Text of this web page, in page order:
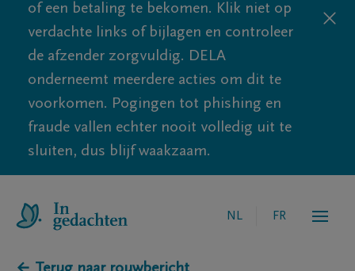
of een betaling te bekomen. Klik niet op
verdachte links of bijlagen en controleer
de afzender zorgvuldig. DELA
onderneemt meerdere acties om dit te
voorkomen. Pogingen tot phishing en
fraude vallen echter nooit volledig uit te
sluiten, dus blijf waakzaam.
NL FR